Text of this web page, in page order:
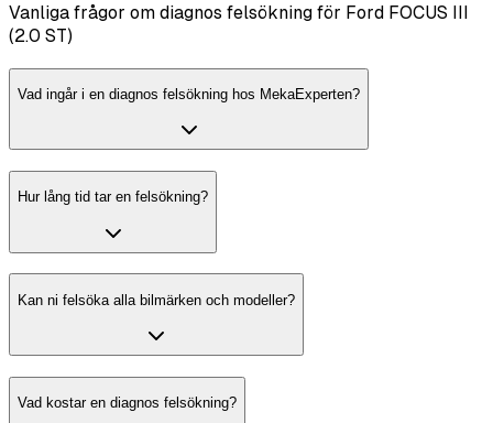
Vanliga frågor om diagnos felsökning för Ford FOCUS III
(2.0 ST)
Vad ingår i en diagnos felsökning hos MekaExperten?
Hur lång tid tar en felsökning?
Kan ni felsöka alla bilmärken och modeller?
Vad kostar en diagnos felsökning?